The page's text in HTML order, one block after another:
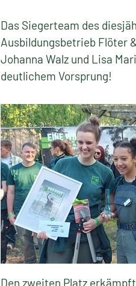
Das Siegerteam des
Ausbildungsbetrieb Flöter
Johanna Walz und Lisa
deutlichem Vorsprung!
Den zweiten Platz